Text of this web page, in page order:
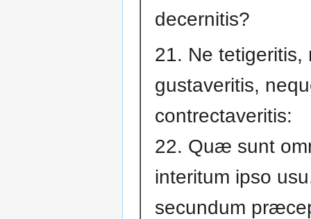
decernitis?
21. Ne tetigeritis,
gustaveritis,
contrectaveritis:
22. Quæ sunt
interitum ipso
secundum